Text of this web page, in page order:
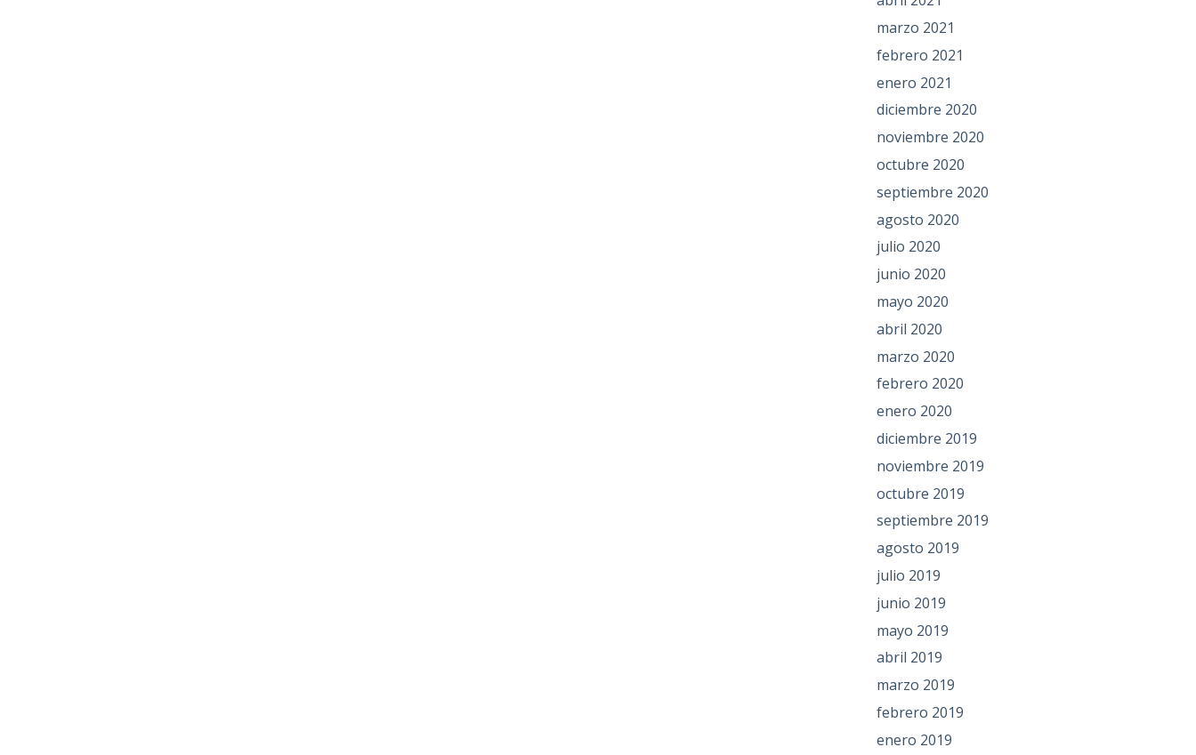
marzo 2021
febrero 2021
enero 2021
diciembre 2020
noviembre 2020
octubre 2020
septiembre 2020
agosto 2020
julio 2020
junio 2020
mayo 2020
abril 2020
marzo 2020
febrero 2020
enero 2020
diciembre 2019
noviembre 2019
octubre 2019
septiembre 2019
agosto 2019
julio 2019
junio 2019
mayo 2019
abril 2019
marzo 2019
febrero 2019
enero 2019